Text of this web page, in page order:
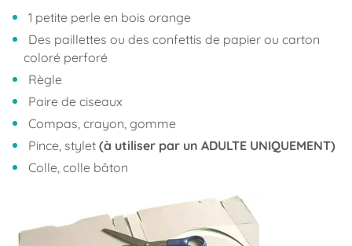
1 petite perle en bois orange
Des paillettes ou des confettis de papier ou carton
coloré perforé
Règle
Paire de ciseaux
Compas, crayon, gomme
Pince, stylet (à utiliser par un ADULTE UNIQUEMENT)
Colle, colle bâton